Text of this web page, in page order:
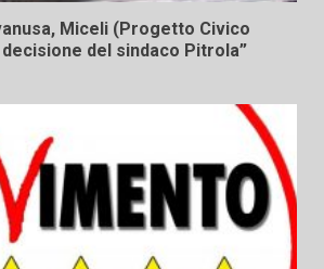
Miceli (Progetto Civico
decisione del sindaco Pitrola”